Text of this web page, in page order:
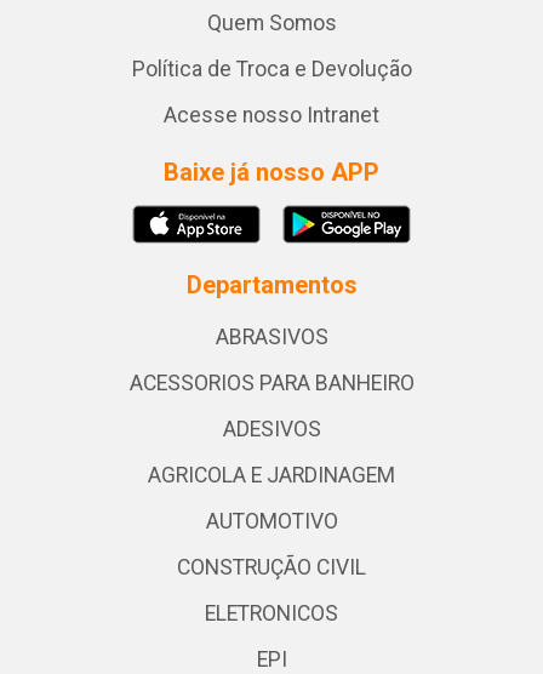
Quem Somos
Política de Troca e Devolução
Acesse nosso Intranet
Baixe já nosso APP
Departamentos
ABRASIVOS
ACESSORIOS PARA BANHEIRO
ADESIVOS
AGRICOLA E JARDINAGEM
AUTOMOTIVO
CONSTRUÇÃO CIVIL
ELETRONICOS
EPI